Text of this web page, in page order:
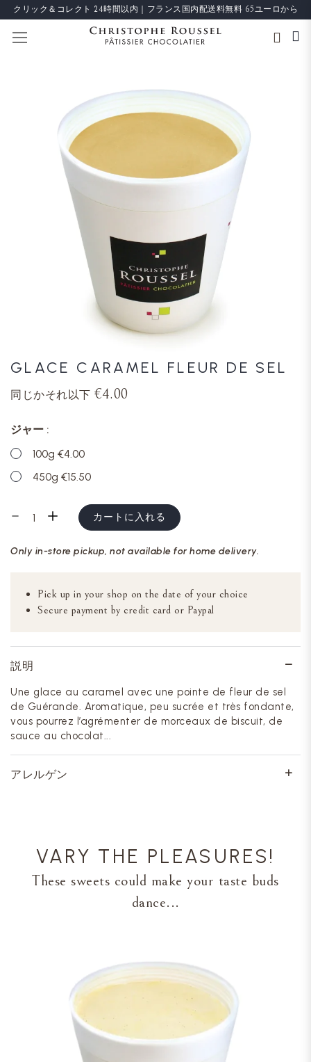
クリック＆コレクト 24時間以内｜フランス国内配送料無料 65ユーロから
GLACE CARAMEL FLEUR DE SEL
同じかそれ以下 €4.00
ジャー
100g €4.00
450g €15.50
カートに入れる
Only in-store pickup, not available for home delivery.
Pick up in your shop on the date of your choice
Secure payment by credit card or Paypal
説明
Une glace au caramel avec une pointe de fleur de sel
de Guérande. Aromatique, peu sucrée et très fondante,
vous pourrez l’agrémenter de morceaux de biscuit, de
sauce au chocolat...
アレルゲン
VARY THE PLEASURES!
These sweets could make your taste buds
dance...